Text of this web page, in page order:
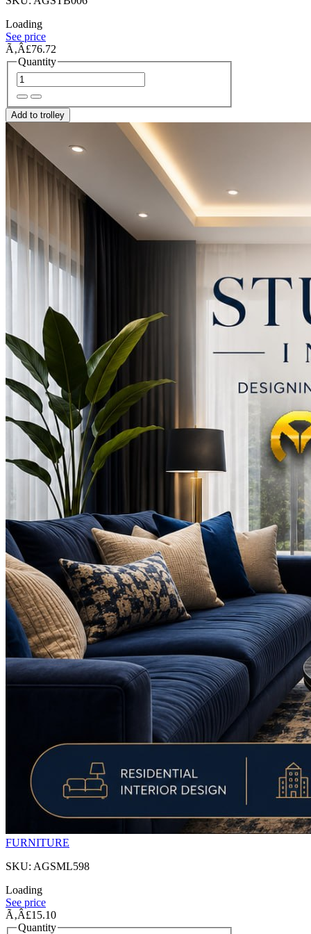
Loading
See price
Ã‚Â£76.72
Quantity
Add to trolley
FURNITURE
SKU: AGSML598
Loading
See price
Ã‚Â£15.10
Quantity